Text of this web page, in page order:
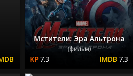
Мстители: Эра Альтрона
(фильм)
7.3 7.3